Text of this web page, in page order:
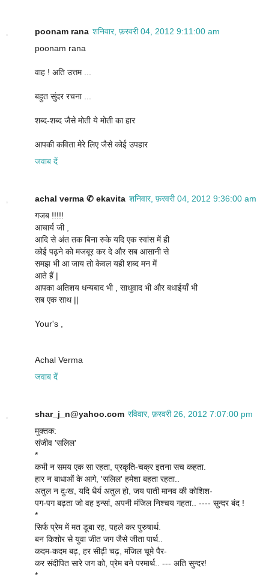
poonam rana शनिवार, फ़रवरी 04, 2012 9:11:00 am
poonam rana
वाह ! अति उत्तम ...
बहुत सुंदर रचना ...
शब्द-शब्द जैसे मोती ये मोती का हार
आपकी कविता मेरे लिए जैसे कोई उपहार
जवाब दें
achal verma ✆ ekavita शनिवार, फ़रवरी 04, 2012 9:36:00 am
गजब !!!!!
आचार्य जी ,
आदि से अंत तक बिना रुके यदि एक स्वांस में ही
कोई पढ़ने को मजबूर कर दे और सब आसानी से
समझ भी आ जाय तो केवल यही शब्द मन में
आते हैं |
आपका अतिशय धन्यबाद भी , साधुवाद भी और बधाईयाँ भी
सब एक साथ ||
Your's ,
Achal Verma
जवाब दें
shar_j_n@yahoo.com रविवार, फ़रवरी 26, 2012 7:07:00 pm
मुक्तक:
संजीव 'सलिल'
*
कभी न समय एक सा रहता, प्रकृति-चक्र इतना सच कहता.
हार न बाधाओं के आगे, 'सलिल' हमेशा बहता रहता..
अतुल न दुःख, यदि धैर्य अतुल हो, जय पाती मानव की कोशिश-
पग-पग बढ़ता जो वह इन्सां, अपनी मंजिल निश्चय गहता.. ---- सुन्दर बंद !
*
सिर्फ प्रेम में मत डूबा रह, पहले कर पुरुषार्थ.
बन किशोर से युवा जीत जग जैसे जीता पार्थ..
कदम-कदम बढ़, हर सीढ़ी चढ़, मंजिल चूमे पैर-
कर संदीपित सारे जग को, प्रेम बने परमार्थ.. --- अति सुन्दर!
*